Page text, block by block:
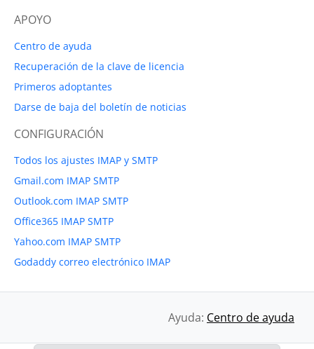
APOYO
Centro de ayuda
Recuperación de la clave de licencia
Primeros adoptantes
Darse de baja del boletín de noticias
CONFIGURACIÓN
Todos los ajustes IMAP y SMTP
Gmail.com IMAP SMTP
Outlook.com IMAP SMTP
Office365 IMAP SMTP
Yahoo.com IMAP SMTP
Godaddy correo electrónico IMAP
Ayuda: Centro de ayuda